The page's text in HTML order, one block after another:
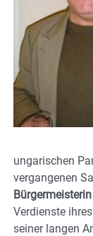
ungarischen
vergangenen
Verdienste
seiner langen